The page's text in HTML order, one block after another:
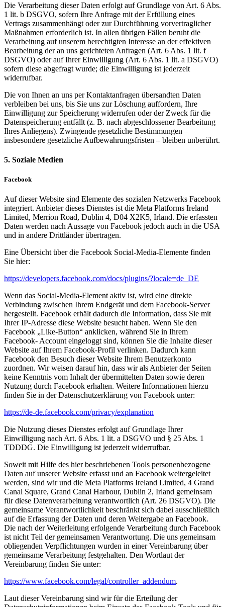
Die Verarbeitung dieser Daten erfolgt auf Grundlage von Art. 6 Abs.
1 lit. b DSGVO, sofern Ihre Anfrage mit der Erfüllung eines
Vertrags zusammenhängt oder zur Durchführung vorvertraglicher
Maßnahmen erforderlich ist. In allen übrigen Fällen beruht die
Verarbeitung auf unserem berechtigten Interesse an der effektiven
Bearbeitung der an uns gerichteten Anfragen (Art. 6 Abs. 1 lit. f
DSGVO) oder auf Ihrer Einwilligung (Art. 6 Abs. 1 lit. a DSGVO)
sofern diese abgefragt wurde; die Einwilligung ist jederzeit
widerrufbar.
Die von Ihnen an uns per Kontaktanfragen übersandten Daten
verbleiben bei uns, bis Sie uns zur Löschung auffordern, Ihre
Einwilligung zur Speicherung widerrufen oder der Zweck für die
Datenspeicherung entfällt (z. B. nach abgeschlossener Bearbeitung
Ihres Anliegens). Zwingende gesetzliche Bestimmungen –
insbesondere gesetzliche Aufbewahrungsfristen – bleiben unberührt.
5. Soziale Medien
Facebook
Auf dieser Website sind Elemente des sozialen Netzwerks Facebook
integriert. Anbieter dieses Dienstes ist die Meta Platforms Ireland
Limited, Merrion Road, Dublin 4, D04 X2K5, Irland. Die erfassten
Daten werden nach Aussage von Facebook jedoch auch in die USA
und in andere Drittländer übertragen.
Eine Übersicht über die Facebook Social-Media-Elemente finden
Sie hier:
https://developers.facebook.com/docs/plugins/?locale=de_DE
Wenn das Social-Media-Element aktiv ist, wird eine direkte
Verbindung zwischen Ihrem Endgerät und dem Facebook-Server
hergestellt. Facebook erhält dadurch die Information, dass Sie mit
Ihrer IP-Adresse diese Website besucht haben. Wenn Sie den
Facebook „Like-Button“ anklicken, während Sie in Ihrem
Facebook- Account eingeloggt sind, können Sie die Inhalte dieser
Website auf Ihrem Facebook-Profil verlinken. Dadurch kann
Facebook den Besuch dieser Website Ihrem Benutzerkonto
zuordnen. Wir weisen darauf hin, dass wir als Anbieter der Seiten
keine Kenntnis vom Inhalt der übermittelten Daten sowie deren
Nutzung durch Facebook erhalten. Weitere Informationen hierzu
finden Sie in der Datenschutzerklärung von Facebook unter:
https://de-de.facebook.com/privacy/explanation
Die Nutzung dieses Dienstes erfolgt auf Grundlage Ihrer
Einwilligung nach Art. 6 Abs. 1 lit. a DSGVO und § 25 Abs. 1
TDDDG. Die Einwilligung ist jederzeit widerrufbar.
Soweit mit Hilfe des hier beschriebenen Tools personenbezogene
Daten auf unserer Website erfasst und an Facebook weitergeleitet
werden, sind wir und die Meta Platforms Ireland Limited, 4 Grand
Canal Square, Grand Canal Harbour, Dublin 2, Irland gemeinsam
für diese Datenverarbeitung verantwortlich (Art. 26 DSGVO). Die
gemeinsame Verantwortlichkeit beschränkt sich dabei ausschließlich
auf die Erfassung der Daten und deren Weitergabe an Facebook.
Die nach der Weiterleitung erfolgende Verarbeitung durch Facebook
ist nicht Teil der gemeinsamen Verantwortung. Die uns gemeinsam
obliegenden Verpflichtungen wurden in einer Vereinbarung über
gemeinsame Verarbeitung festgehalten. Den Wortlaut der
Vereinbarung finden Sie unter:
https://www.facebook.com/legal/controller_addendum.
Laut dieser Vereinbarung sind wir für die Erteilung der